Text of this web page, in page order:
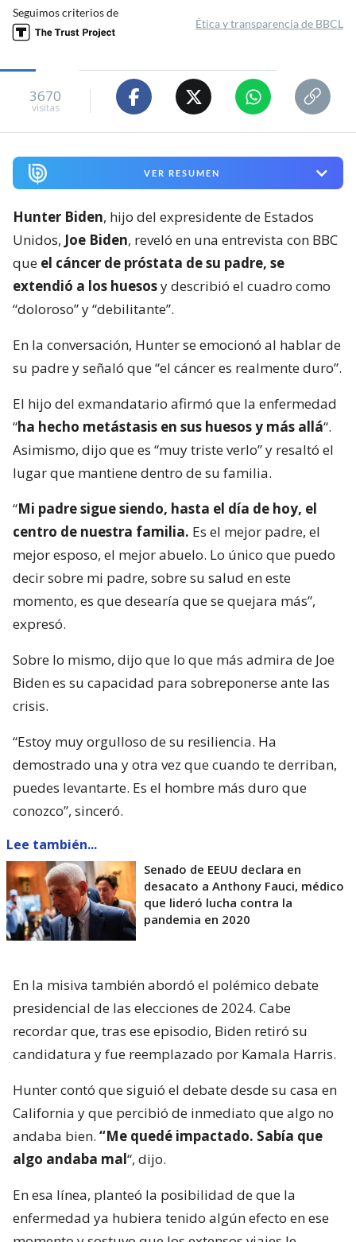
Seguimos criterios de
Ética y transparencia de BBCL
3670
visitas
VER RESUMEN
Hunter Biden, hijo del expresidente de Estados
Unidos, Joe Biden, reveló en una entrevista con BBC
que el cáncer de próstata de su padre, se
extendió a los huesosy describió el cuadro como
“doloroso” y “debilitante”.
En la conversación, Hunter se emocionó al hablar de
su padre y señaló que “el cáncer es realmente duro”.
El hijo del exmandatario afirmó que la enfermedad
“ha hecho metástasis en sus huesos y más allá“.
Asimismo, dijo que es “muy triste verlo” y resaltó el
lugar que mantiene dentro de su familia.
“Mi padre sigue siendo, hasta el día de hoy, el
centro de nuestra familia. Es el mejor padre, el
mejor esposo, el mejor abuelo. Lo único que puedo
decir sobre mi padre, sobre su salud en este
momento, es que desearía que se quejara más”,
expresó.
Sobre lo mismo, dijo que lo que más admira de Joe
Biden es su capacidad para sobreponerse ante las
crisis.
“Estoy muy orgulloso de su resiliencia. Ha
demostrado una y otra vez que cuando te derriban,
puedes levantarte. Es el hombre más duro que
conozco”, sinceró.
Lee también...
Senado de EEUU declara en
desacato a Anthony Fauci, médico
que lideró lucha contra la
pandemia en 2020
En la misiva también abordó el polémico debate
presidencial de las elecciones de 2024. Cabe
recordar que, tras ese episodio, Biden retiró su
candidatura y fue reemplazado por Kamala Harris.
Hunter contó que siguió el debate desde su casa en
California y que percibió de inmediato que algo no
andaba bien. “Me quedé impactado. Sabía que
algo andaba mal“, dijo.
En esa línea, planteó la posibilidad de que la
enfermedad ya hubiera tenido algún efecto en ese